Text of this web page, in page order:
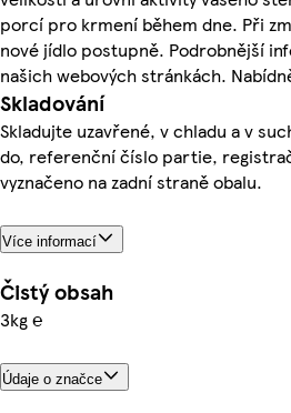
porcí pro krmení během dne. Při
nové jídlo postupně. Podrobnější
našich webových stránkách.
Skladování
Skladujte uzavřené, v chladu a v
do, referenční číslo partie,
vyznačeno na zadní straně obalu.
Více informací
Čistý obsah
3kg ℮
Údaje o značce